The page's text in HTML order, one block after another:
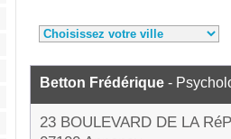
Betton Frédérique -
23 BOULEVARD DE LA